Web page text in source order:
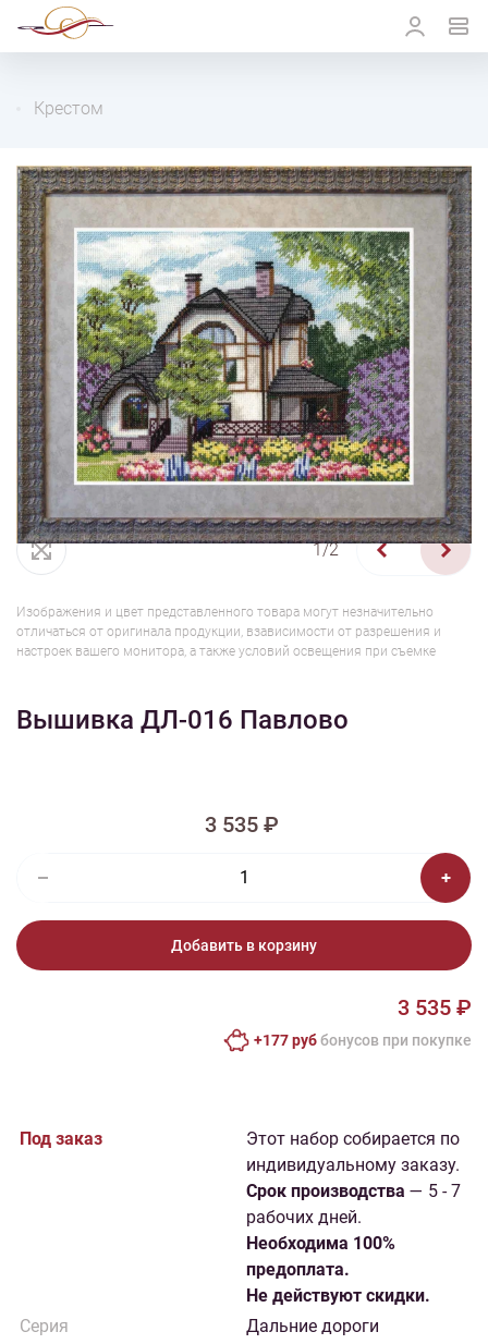
Крестом
1/2
Изображения и цвет представленного товара могут незначительно
отличаться от оригинала продукции, взависимости от разрешения и
настроек вашего монитора, а также условий освещения при съемке
Вышивка ДЛ-016 Павлово
3 535 ₽
Добавить в корзину
3 535 ₽
+177 руббонусов при покупке
Под заказ
Этот набор собирается по
индивидуальному заказу.
Cрок производства — 5 - 7
рабочих дней.
Необходима 100%
предоплата.
Не действуют скидки.
Серия
Дальние дороги